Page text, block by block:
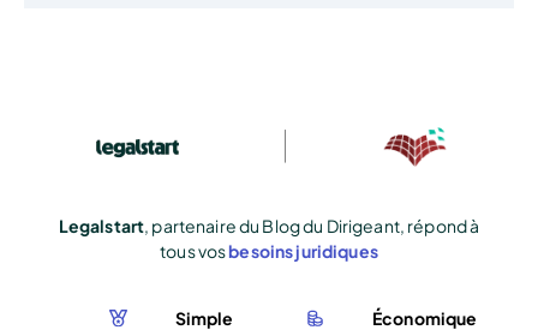
Legalstart, partenaire du Blog du Dirigeant, répond à
tous vosbesoins juridiques
Simple Économique